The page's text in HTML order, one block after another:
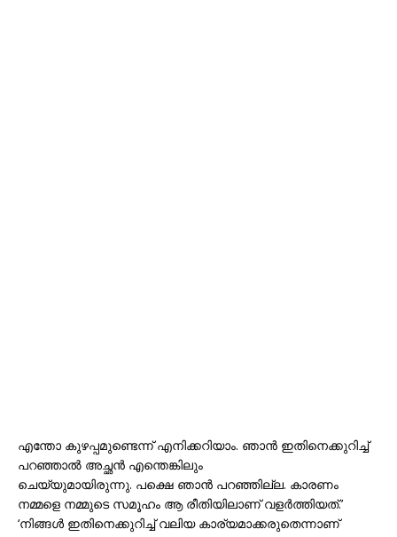
എന്തോ കുഴപ്പമുണ്ടെന്ന് എനിക്കറിയാം. ഞാൻ ഇതിനെക്കുറിച്ച്
പറഞ്ഞാൽ അച്ഛൻ എന്തെങ്കിലും
ചെയ്യുമായിരുന്നു. പക്ഷെ ഞാൻ പറഞ്ഞില്ല. കാരണം
നമ്മളെ നമ്മുടെ സമൂഹം ആ രീതിയിലാണ് വളർത്തിയത്.’
‘നിങ്ങൾ ഇതിനെക്കുറിച്ച് വലിയ കാര്യമാക്കരുതെന്നാണ്